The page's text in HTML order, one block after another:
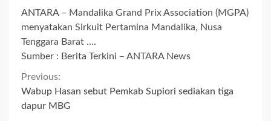
ANTARA – Mandalika Grand Prix Association (MGPA)
menyatakan Sirkuit Pertamina Mandalika, Nusa
Tenggara Barat ….
Sumber : Berita Terkini – ANTARA News
Continue
Reading
Previous:
Wabup Hasan sebut Pemkab Supiori sediakan tiga
dapur MBG